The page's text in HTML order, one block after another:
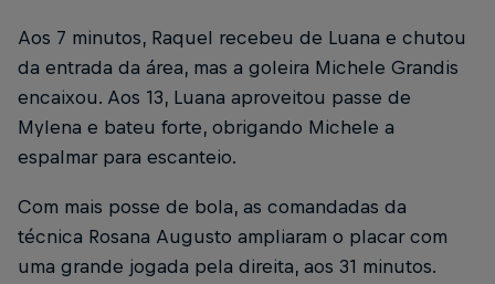
Aos 7 minutos, Raquel recebeu de Luana e chutou
da entrada da área, mas a goleira Michele Grandis
encaixou. Aos 13, Luana aproveitou passe de
Mylena e bateu forte, obrigando Michele a
espalmar para escanteio.
Com mais posse de bola, as comandadas da
técnica Rosana Augusto ampliaram o placar com
uma grande jogada pela direita, aos 31 minutos.